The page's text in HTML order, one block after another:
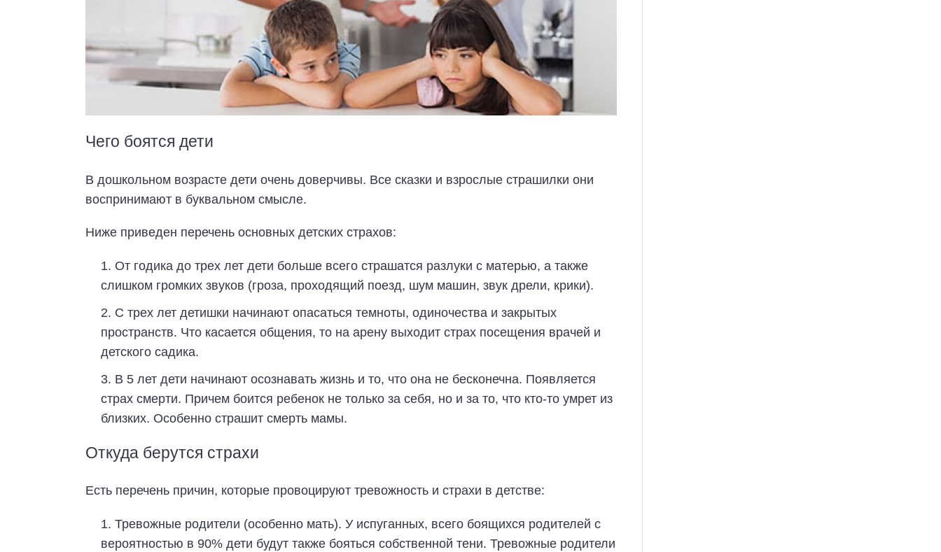
Чего боятся дети
В дошкольном возрасте дети очень доверчивы. Все сказки и взрослые страшилки они
воспринимают в буквальном смысле.
Ниже приведен перечень основных детских страхов:
От годика до трех лет дети больше всего страшатся разлуки с матерью, а также
слишком громких звуков (гроза, проходящий поезд, шум машин, звук дрели, крики).
С трех лет детишки начинают опасаться темноты, одиночества и закрытых
пространств. Что касается общения, то на арену выходит страх посещения врачей и
детского садика.
В 5 лет дети начинают осознавать жизнь и то, что она не бесконечна. Появляется
страх смерти. Причем боится ребенок не только за себя, но и за то, что кто-то умрет из
близких. Особенно страшит смерть мамы.
Откуда берутся страхи
Есть перечень причин, которые провоцируют тревожность и страхи в детстве:
Тревожные родители (особенно мать). У испуганных, всего боящихся родителей с
вероятностью в 90% дети будут также бояться собственной тени. Тревожные родители